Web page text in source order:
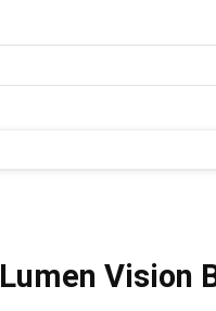
Lumen Vision